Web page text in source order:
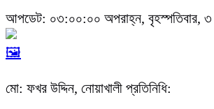
আপডেট: ০৩:০০:০০ অপরাহ্ন, বৃহস্পতিবার,
🖼️
মো: ফখর উদ্দিন, নোয়াখালী প্রতিনিধি: